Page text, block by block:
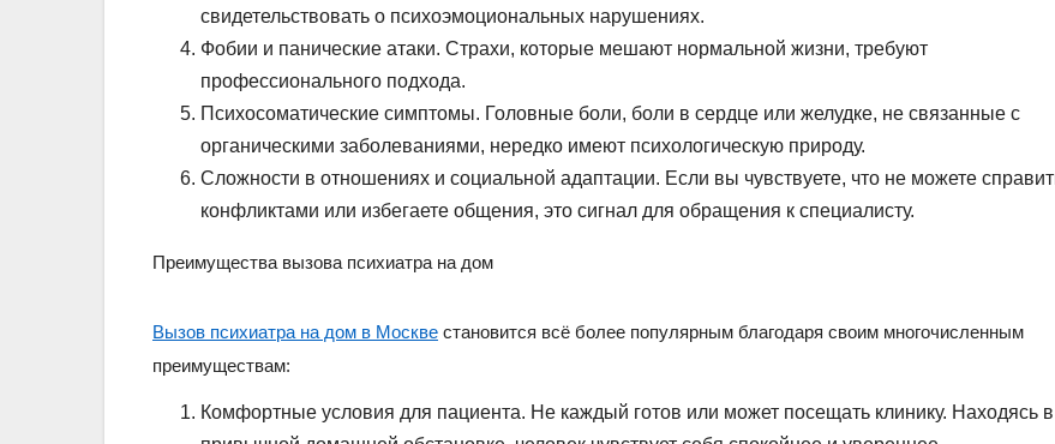
свидетельствовать о психоэмоциональных нарушениях.
Фобии и панические атаки. Страхи, которые мешают нормальной жизни, требуют
профессионального подхода.
Психосоматические симптомы. Головные боли, боли в сердце или желудке, не связанные с
органическими заболеваниями, нередко имеют психологическую природу.
Сложности в отношениях и социальной адаптации. Если вы чувствуете, что не можете
конфликтами или избегаете общения, это сигнал для обращения к специалисту.
Преимущества вызова психиатра на дом
Вызов психиатра на дом в Москве становится всё более популярным благодаря своим многочисленным
преимуществам:
Комфортные условия для пациента. Не каждый готов или может посещать клинику. Находясь в